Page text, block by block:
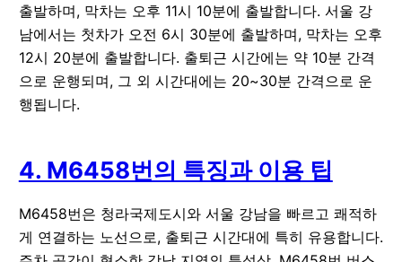
출발하며, 막차는 오후 11시 10분에 출발합니다. 서울 강
남에서는 첫차가 오전 6시 30분에 출발하며, 막차는 오후
12시 20분에 출발합니다. 출퇴근 시간에는 약 10분 간격
으로 운행되며, 그 외 시간대에는 20~30분 간격으로 운
행됩니다.
4. M6458번의 특징과 이용 팁
M6458번은 청라국제도시와 서울 강남을 빠르고 쾌적하
게 연결하는 노선으로, 출퇴근 시간대에 특히 유용합니다.